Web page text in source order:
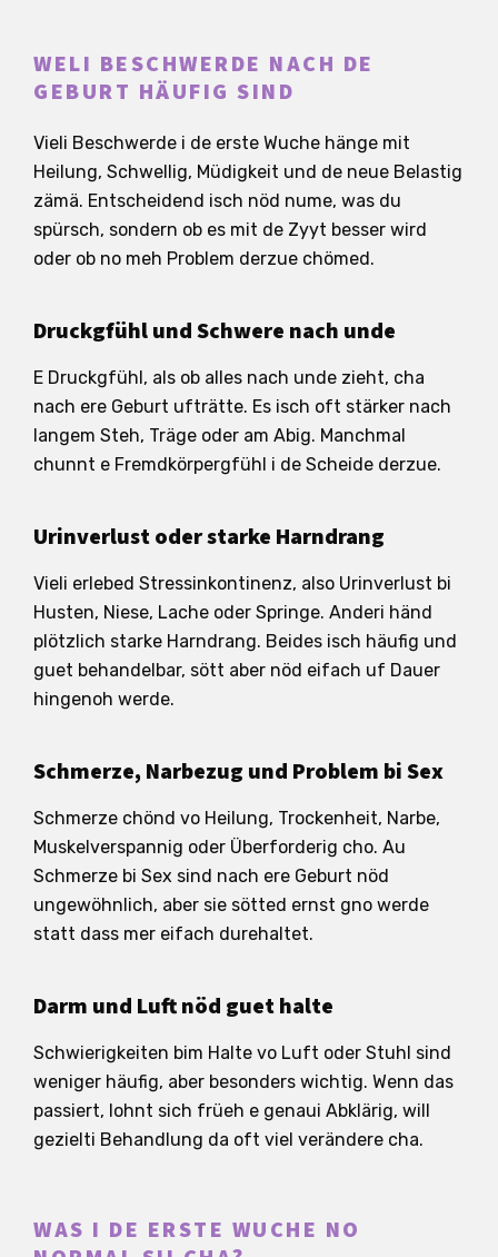
WELI BESCHWERDE NACH DE
GEBURT HÄUFIG SIND
Vieli Beschwerde i de erste Wuche hänge mit
Heilung, Schwellig, Müdigkeit und de neue Belastig
zämä. Entscheidend isch nöd nume, was du
spürsch, sondern ob es mit de Zyyt besser wird
oder ob no meh Problem derzue chömed.
Druckgfühl und Schwere nach unde
E Druckgfühl, als ob alles nach unde zieht, cha
nach ere Geburt ufträtte. Es isch oft stärker nach
langem Steh, Träge oder am Abig. Manchmal
chunnt e Fremdkörpergfühl i de Scheide derzue.
Urinverlust oder starke Harndrang
Vieli erlebed Stressinkontinenz, also Urinverlust bi
Husten, Niese, Lache oder Springe. Anderi händ
plötzlich starke Harndrang. Beides isch häufig und
guet behandelbar, sött aber nöd eifach uf Dauer
hingenoh werde.
Schmerze, Narbezug und Problem bi Sex
Schmerze chönd vo Heilung, Trockenheit, Narbe,
Muskelverspannig oder Überforderig cho. Au
Schmerze bi Sex sind nach ere Geburt nöd
ungewöhnlich, aber sie sötted ernst gno werde
statt dass mer eifach durehaltet.
Darm und Luft nöd guet halte
Schwierigkeiten bim Halte vo Luft oder Stuhl sind
weniger häufig, aber besonders wichtig. Wenn das
passiert, lohnt sich früeh e genaui Abklärig, will
gezielti Behandlung da oft viel verändere cha.
WAS I DE ERSTE WUCHE NO